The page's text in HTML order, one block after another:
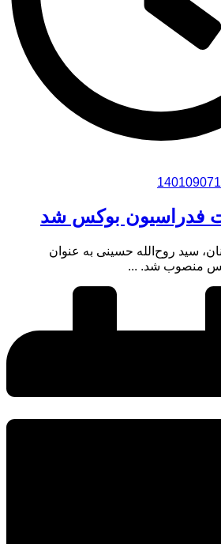
فدراسیون بوکس شد
سید روح‌الله حسینی به عنوان
منصوب شد. ...